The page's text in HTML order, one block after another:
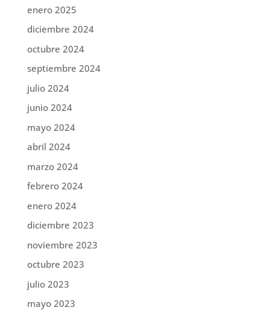
enero 2025
diciembre 2024
octubre 2024
septiembre 2024
julio 2024
junio 2024
mayo 2024
abril 2024
marzo 2024
febrero 2024
enero 2024
diciembre 2023
noviembre 2023
octubre 2023
julio 2023
mayo 2023